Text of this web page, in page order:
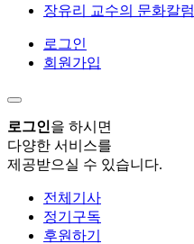
장유리 교수의 문화칼럼
로그인
회원가입
로그인을 하시면
다양한 서비스를
제공받으실 수 있습니다.
전체기사
정기구독
후원하기